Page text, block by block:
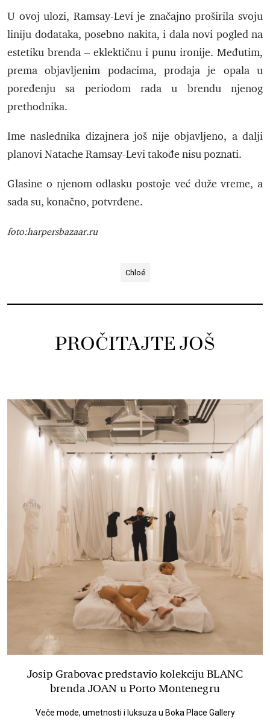
U ovoj ulozi, Ramsay-Levi je značajno proširila svoju
liniju dodataka, posebno nakita, i dala novi pogled na
estetiku brenda – eklektičnu i punu ironije. Međutim,
prema objavljenim podacima, prodaja je opala u
poređenju sa periodom rada u brendu njenog
prethodnika.
Ime naslednika dizajnera još nije objavljeno, a dalji
planovi Natache Ramsay-Levi takođe nisu poznati.
Glasine o njenom odlasku postoje već duže vreme, a
sada su, konačno, potvrđene.
foto:harpersbazaar.ru
Chloé
PROČITAJTE JOŠ
Josip Grabovac predstavio kolekciju BLANC
brenda JOAN u Porto Montenegru
Veče mode, umetnosti i luksuza u Boka Place Gallery